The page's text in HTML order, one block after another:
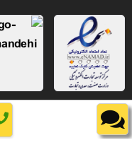
تمامی حقوق این وب سایت